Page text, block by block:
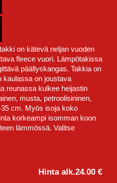
on kätevä neljan vuoden
fleece vuori. Lämpötakissa
päällyskangas. Takkia on
kaulassa on joustava
reunassa kulkee heijastin
musta, petroolisininen,
cm. Myös isoja koko
korkeampi isomman koon
lämmössä. Valitse
Hinta alk.24.00 €